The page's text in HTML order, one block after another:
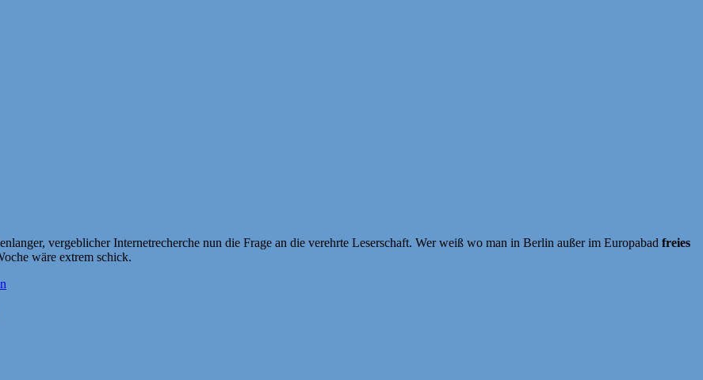
vergeblicher Internetrecherche nun die Frage an die verehrte Leserschaft. Wer weiß wo man in Berlin außer im Europabad freies
wäre extrem schick.